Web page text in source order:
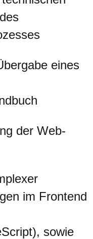
eines
der Web-
im Frontend
sowie